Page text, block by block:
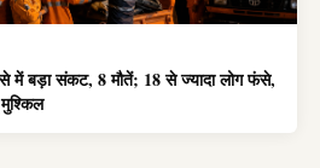
में बड़ा संकट, 8 मौतें; 18 से ज्यादा लोग फंसे,